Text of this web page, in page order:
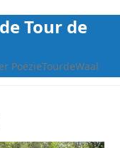
Tour de
PoëzieTourdeWaal